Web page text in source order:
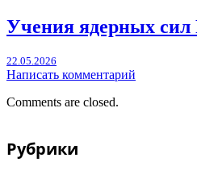
Учения ядерных сил
22.05.2026
Написать комментарий
Comments are closed.
Рубрики